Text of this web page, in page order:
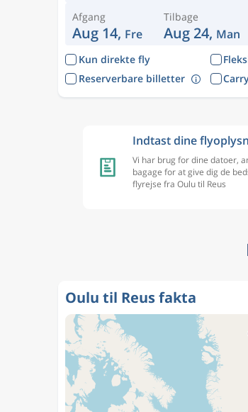
Afgang
Aug 14, Fre
Tilbage
Aug 24, Man
Kun direkte fly
Reserverbare billetter
Indtast dine
Vi har brug for dine datoer,
bagage for at give dig de
flyrejse fra Oulu til Reus
Oulu til Reus fakta